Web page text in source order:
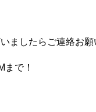
ましたらご連絡お願
まで！